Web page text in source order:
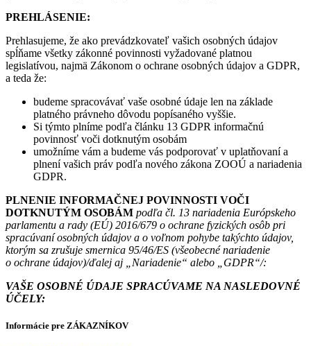
PREHLÁSENIE:
Prehlasujeme, že ako prevádzkovateľ vašich osobných údajov
spĺňame všetky zákonné povinnosti vyžadované platnou
legislatívou, najmä Zákonom o ochrane osobných údajov a GDPR,
a teda že:
budeme spracovávať vaše osobné údaje len na základe
platného právneho dôvodu popísaného vyššie.
Si týmto plníme podľa článku 13 GDPR informačnú
povinnosť voči dotknutým osobám
umožníme vám a budeme vás podporovať v uplatňovaní a
plnení vašich práv podľa nového zákona ZOOÚ a nariadenia
GDPR.
PLNENIE INFORMAČNEJ POVINNOSTI VOČI
DOTKNUTÝM OSOBÁM podľa čl. 13 nariadenia Európskeho
parlamentu a rady (EÚ) 2016/679 o ochrane fyzických osôb pri
spracúvaní osobných údajov a o voľnom pohybe takýchto údajov,
ktorým sa zrušuje smernica 95/46/ES (všeobecné nariadenie
o ochrane údajov)/ďalej aj „Nariadenie“ alebo „GDPR“/:
VAŠE OSOBNÉ ÚDAJE SPRACÚVAME NA NASLEDOVNÉ
ÚČELY:
Informácie pre ZÁKAZNÍKOV